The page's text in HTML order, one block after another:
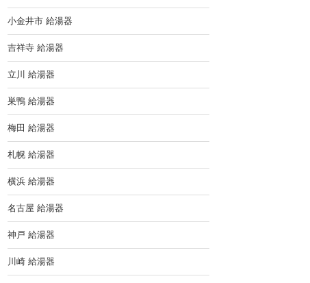
小金井市 給湯器
吉祥寺 給湯器
立川 給湯器
巣鴨 給湯器
梅田 給湯器
札幌 給湯器
横浜 給湯器
名古屋 給湯器
神戸 給湯器
川崎 給湯器